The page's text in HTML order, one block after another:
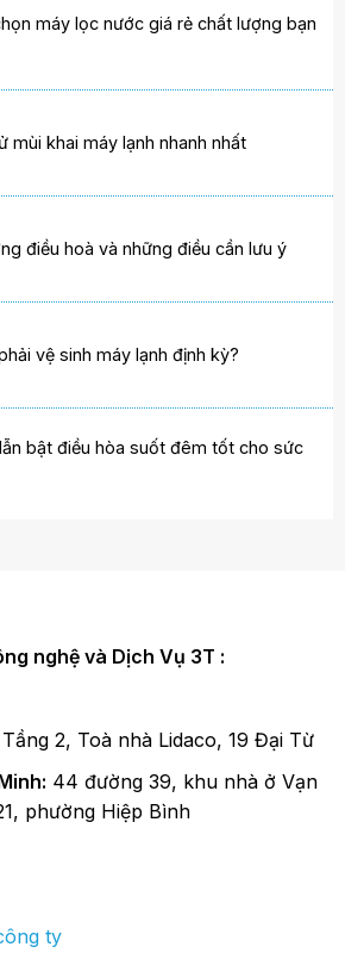
máy lọc nước giá rẻ chất lượng bạn
mùi khai máy lạnh nhanh nhất
điều hoà và những điều cần lưu ý
vệ sinh máy lạnh định kỳ?
bật điều hòa suốt đêm tốt cho sức
nghệ và Dịch Vụ 3T :
Tầng 2, Toà nhà Lidaco, 19 Đại Từ
44 đường 39, khu nhà ở Vạn
phường Hiệp Bình
ty